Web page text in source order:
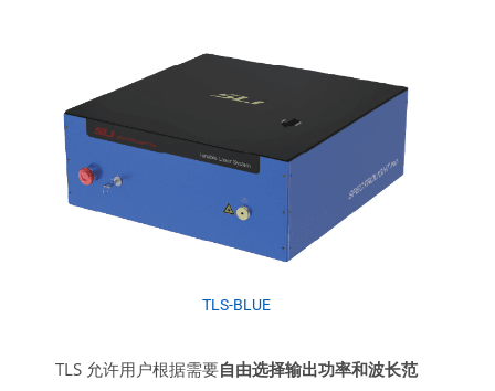
TLS-BLUE
TLS 允许用户根据需要自由选择输出功率和波长范